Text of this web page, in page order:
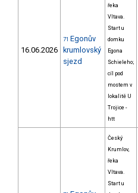
16.06.2026
71 Egonův
krumlovský
sjezd
řeka
Vltava.
Start u
domku
Egona
Schieleho;
cíl pod
mostem v
lokalitě U
Trojice -
htt
Český
Krumlov,
řeka
Vltava.
Start u